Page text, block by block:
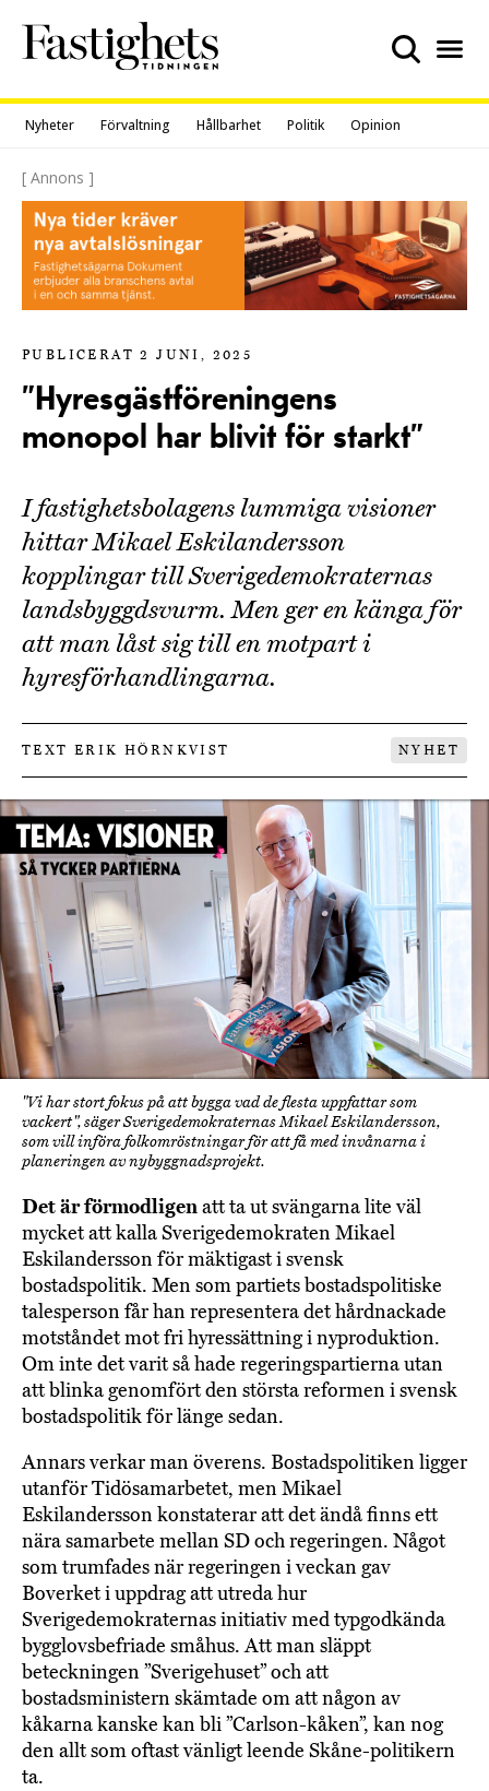
content
Nyheter Förvaltning Hållbarhet Politik Opinion
[ Annons ]
PUBLICERAT 2 JUNI, 2025
”Hyresgästföreningens
monopol har blivit för starkt”
I fastighetsbolagens lummiga visioner
hittar Mikael Eskilandersson
kopplingar till Sverigedemokraternas
landsbyggdsvurm. Men ger en känga för
att man låst sig till en motpart i
hyresförhandlingarna.
TEXT ERIK HÖRNKVIST NYHET
"Vi har stort fokus på att bygga vad de flesta uppfattar som
vackert", säger Sverigedemokraternas Mikael Eskilandersson,
som vill införa folkomröstningar för att få med invånarna i
planeringen av nybyggnadsprojekt.
Det är förmodligenatt ta ut svängarna lite väl
mycket att kalla Sverigedemokraten Mikael
Eskilandersson för mäktigast i svensk
bostadspolitik. Men som partiets bostadspolitiske
talesperson får han representera det hårdnackade
motståndet mot fri hyressättning i nyproduktion.
Om inte det varit så hade regeringspartierna utan
att blinka genomfört den största reformen i svensk
bostadspolitik för länge sedan.
Annars verkar man överens. Bostadspolitiken ligger
utanför Tidösamarbetet, men Mikael
Eskilandersson konstaterar att det ändå finns ett
nära samarbete mellan SD och regeringen. Något
som trumfades när regeringen i veckan gav
Boverket i uppdrag att utreda hur
Sverigedemokraternas initiativ med typgodkända
bygglovsbefriade småhus. Att man släppt
beteckningen ”Sverigehuset” och att
bostadsministern skämtade om att någon av
kåkarna kanske kan bli ”Carlson-kåken”, kan nog
den allt som oftast vänligt leende Skåne-politikern
ta.